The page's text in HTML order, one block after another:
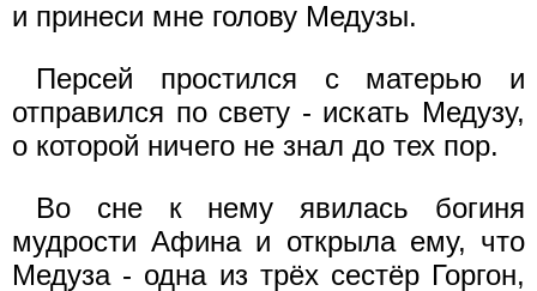
и принеси мне голову Медузы.
Персей простился с матерью и
отправился по свету - искать Медузу,
о которой ничего не знал до тех пор.
Во сне к нему явилась богиня
мудрости Афина и открыла ему, что
Медуза - одна из трёх сестёр Горгон,